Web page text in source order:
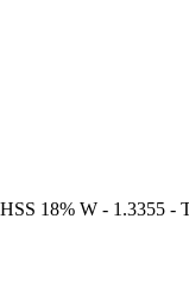
18% W - 1.3355 -